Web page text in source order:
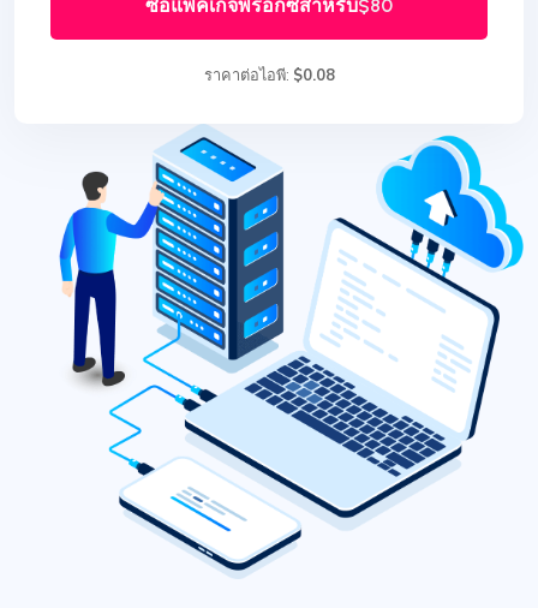
ซื้อแพ็คเกจพร็อกซีสำหรับ$80
ราคาต่อไอพี: $0.08